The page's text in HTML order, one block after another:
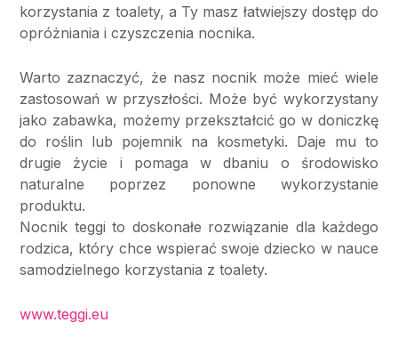
korzystania z toalety, a Ty masz łatwiejszy dostęp do
opróżniania i czyszczenia nocnika.
Warto zaznaczyć, że nasz nocnik może mieć wiele
zastosowań w przyszłości. Może być wykorzystany
jako zabawka, możemy przekształcić go w doniczkę
do roślin lub pojemnik na kosmetyki. Daje mu to
drugie życie i pomaga w dbaniu o środowisko
naturalne poprzez ponowne wykorzystanie
produktu.
Nocnik teggi to doskonałe rozwiązanie dla każdego
rodzica, który chce wspierać swoje dziecko w nauce
samodzielnego korzystania z toalety.
www.teggi.eu